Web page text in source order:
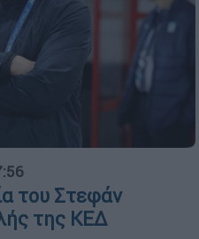
του Στεφάν
της ΚΕΔ